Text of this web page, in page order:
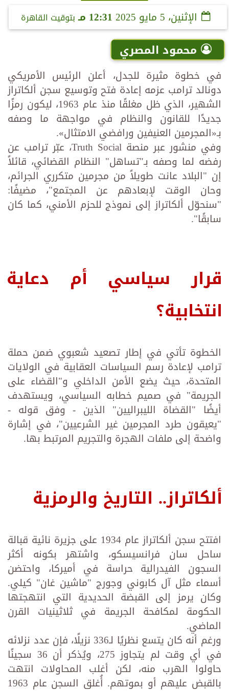
الإثنين، 5 مايو 2025 12:31 مـ بتوقيت القاهرة
محمود المصري
في خطوة مثيرة للجدل، أعلن الرئيس الأمريكي
دونالد ترامب عزمه إعادة فتح وتوسيع سجن ألكاتراز
الشهير، الذي ظل مغلقًا منذ عام 1963، ليكون رمزًا
جديدًا للقانون والنظام في مواجهة ما وصفه
بـ«المجرمين العنيفين ورافضي الامتثال».
وفي منشور عبر منصة Truth Social، عبّر ترامب عن
رفضه لما وصفه بـ"تساهل" النظام القضائي، قائلاً
إن "البلاد عانت طويلاً من مجرمين متكرري الجرائم،
وحان الوقت لإبعادهم عن المجتمع"، مضيفًا:
"سنحوّل ألكاتراز إلى نموذج للحزم الأمني، كما كان
سابقًا".
قرار سياسي أم دعاية
انتخابية؟
الخطوة تأتي في إطار تصعيد شعبوي ضمن حملة
ترامب لإعادة رسم السياسات العقابية في الولايات
المتحدة، حيث يضع الأمن الداخلي و"القضاء على
الجريمة" في صميم خطابه السياسي، ويستهدف
أيضًا "القضاة الليبراليين" الذين - وفق قوله -
"يعيقون طرد المجرمين غير الشرعيين"، في إشارة
واضحة إلى ملفات الهجرة والتجريم المرتبط بها.
ألكاتراز.. التاريخ والرمزية
افتتح سجن ألكاتراز عام 1934 على جزيرة نائية قبالة
ساحل سان فرانسيسكو، واشتهر بكونه أكثر
السجون الفيدرالية حراسة في أميركا، واحتضن
أسماء مثل آل كابوني وجورج "ماشين غان" كيلي.
وكان يرمز إلى القبضة الحديدية التي انتهجتها
الحكومة لمكافحة الجريمة في ثلاثينيات القرن
الماضي.
ورغم أنه كان يتسع نظريًا لـ336 نزيلًا، فإن عدد نزلائه
في أي وقت لم يتجاوز 275، ويُذكر أن 36 سجينًا
حاولوا الهرب منه، لكن أغلب المحاولات انتهت
بالقبض عليهم أو بموتهم. أُغلق السجن عام 1963